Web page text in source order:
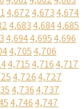
4,6724,6734,674
4,6834,6844,685
4,6944,6954,696
4,7054,706
4,7154,7164,717
4,7264,727
4,7364,737
4,7464,747